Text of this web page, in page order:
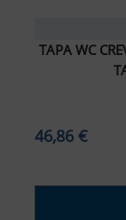
TAPA WC
46,86 €